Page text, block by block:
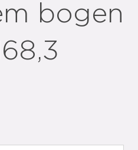
bogen